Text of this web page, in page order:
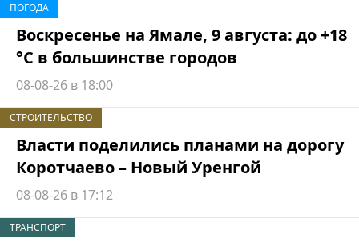
ПОГОДА
Воскресенье на Ямале, 9 августа: до +18
°C в большинстве городов
08-08-26 в 18:00
СТРОИТЕЛЬСТВО
Власти поделились планами на дорогу
Коротчаево – Новый Уренгой
08-08-26 в 17:12
ТРАНСПОРТ